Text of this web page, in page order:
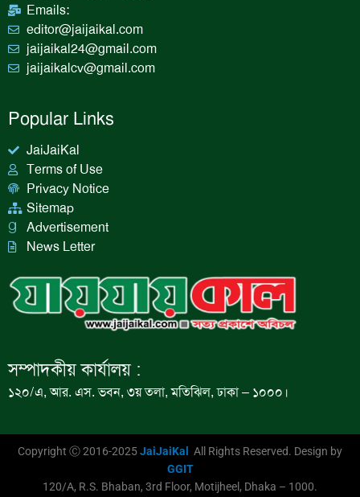
Emails:
editor@jaijaikal.com
jaijaikal24@gmail.com
jaijaikalcv@gmail.com
Popular Links
JaiJaiKal
Terms of Use
Privacy Notice
Sitemap
Advertisement
News Letter
সম্পাদকীয় কার্যালয় :
১২০/এ, আর. এস. ভবন, ৩য় তলা, মতিঝিল, ঢাকা – ১০০০।
Copyright Ⓒ 2016-2025JaiJaiKal
All Rights Reserved. Design by
GGIT
120/A, R.S. Bhaban, 3rd Floor, Motijheel, Dhaka – 1000.